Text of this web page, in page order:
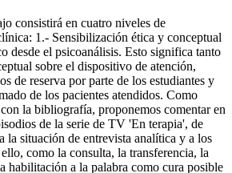
consistirá en cuatro niveles de
1.- Sensibilización ética y conceptual
desde el psicoanálisis. Esto significa tanto
sobre el dispositivo de atención,
de reserva por parte de los estudiantes y
de los pacientes atendidos. Como
la bibliografía, proponemos comentar en
de la serie de TV 'En terapia', de
la situación de entrevista analítica y a los
como la consulta, la transferencia, la
habilitación a la palabra como cura posible